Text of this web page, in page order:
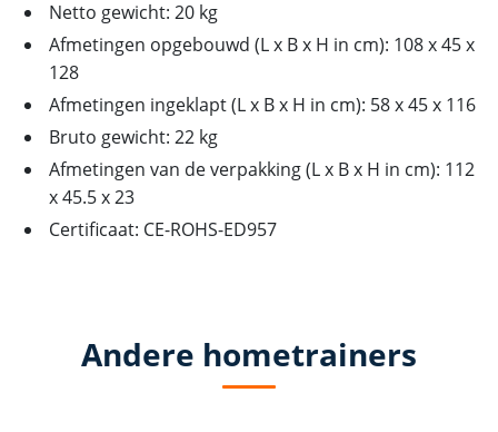
Netto gewicht: 20 kg
Afmetingen opgebouwd (L x B x H in cm): 108 x 45 x
128
Afmetingen ingeklapt (L x B x H in cm): 58 x 45 x 116
Bruto gewicht: 22 kg
Afmetingen van de verpakking (L x B x H in cm): 112
x 45.5 x 23
Certificaat: CE-ROHS-ED957
Andere hometrainers